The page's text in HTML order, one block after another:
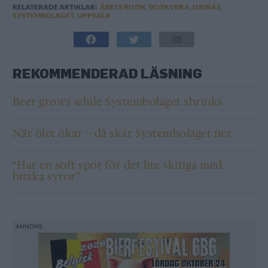
RELATERADE ARTIKLAR: ÅRETS BUTIK, BOTKYRKA, DJURÅS,
SYSTEMBOLAGET, UPPSALA
REKOMMENDERAD LÄSNING
Beer grows while Systembolaget shrinks
När ölet ökar – då skär Systembolaget ner
“Har en soft spot för det lite skitiga med
bitska syror”